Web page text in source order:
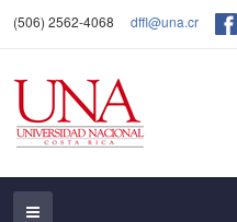
(506) 2562-4068 dffl@una.cr